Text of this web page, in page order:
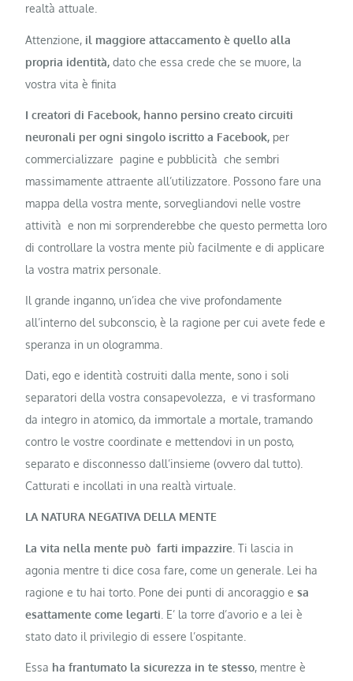
realtà attuale.
Attenzione, il maggiore attaccamento è quello alla
propria identità, dato che essa crede che se muore, la
vostra vita è finita
I creatori di Facebook, hanno persino creato circuiti
neuronali per ogni singolo iscritto a Facebook, per
commercializzare pagine e pubblicità che sembri
massimamente attraente all’utilizzatore. Possono fare una
mappa della vostra mente, sorvegliandovi nelle vostre
attività e non mi sorprenderebbe che questo permetta loro
di controllare la vostra mente più facilmente e di applicare
la vostra matrix personale.
Il grande inganno, un’idea che vive profondamente
all’interno del subconscio, è la ragione per cui avete fede e
speranza in un ologramma.
Dati, ego e identità costruiti dalla mente, sono i soli
separatori della vostra consapevolezza, e vi trasformano
da integro in atomico, da immortale a mortale, tramando
contro le vostre coordinate e mettendovi in un posto,
separato e disconnesso dall’insieme (ovvero dal tutto).
Catturati e incollati in una realtà virtuale.
LA NATURA NEGATIVA DELLA MENTE
La vita nella mente può farti impazzire . Ti lascia in
agonia mentre ti dice cosa fare, come un generale. Lei ha
ragione e tu hai torto. Pone dei punti di ancoraggio esa
esattamente come legarti . E’ la torre d’avorio e a lei è
stato dato il privilegio di essere l’ospitante.
Essa ha frantumato la sicurezza in te stesso, mentre è